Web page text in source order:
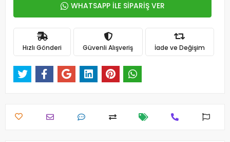
WHATSAPP İLE SİPARİŞ VER
Hızlı Gönderi Güvenli Alışveriş İade ve Değişim